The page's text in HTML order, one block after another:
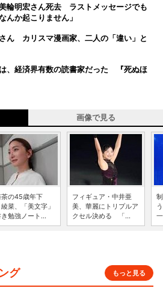
輪明宏さん死去 ラストメッセージでも
か起こりません」
ん カリスマ漫画家、二人の「違い」と
、経済界有数の読書家だった 『死ぬほ
画像で見る
茶の45歳年下
菜、「美文字」
勉強ノート...
フィギュア・中井亜
美、華麗にトリプルア
クセル決める 「...
グ もっと見る